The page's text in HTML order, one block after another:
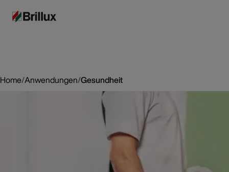
Home/Anwendungen/Gesundheit